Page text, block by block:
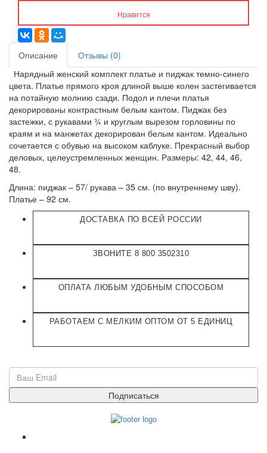
Нравится
Описание
Отзывы (0)
Нарядный женский комплект платье и пиджак темно-синего
цвета. Платье прямого кроя длиной выше колен застегивается
на потайную молнию сзади. Подол и плечи платья
декорированы контрастным белым кантом. Пиджак без
застежки, с рукавами ¾ и круглым вырезом горловины по
краям и на манжетах декорирован белым кантом. Идеально
сочетается с обувью на высоком каблуке. Прекрасный выбор
деловых, целеустремленных женщин. Размеры: 42, 44, 46,
48.
Длина: пиджак – 57/ рукава – 35 см. (по внутреннему шву).
Платье – 92 см.
ДОСТАВКА ПО ВСЕЙ РОССИИ
ЗВОНИТЕ 8 800 3502310
ОПЛАТА ЛЮБЫМ УДОБНЫМ СПОСОБОМ
РАБОТАЕМ С МЕЛКИМ ОПТОМ ОТ 5 ЕДИНИЦ